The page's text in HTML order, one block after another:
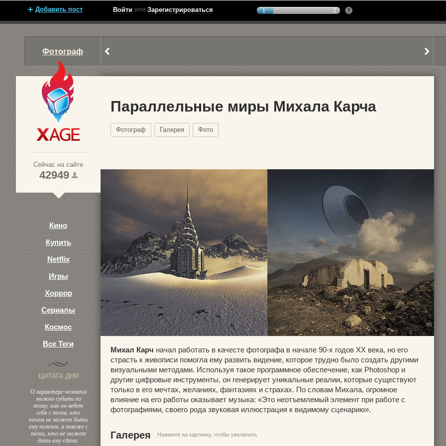
Добавить пост Войти или Зарегистрироваться 1 2
Фотограф
Сейчас на сайте
42949
Кино
Купить
Netflix
Игры
Хоррор
Сериалы
Космос
Все Теги
ЦИТАТА ДНЯ
О характере человека
можно судить по
тому, как он ведет
себя с теми, кто
ничем не может быть
ему полезен, а также с
теми, кто не может
дать ему сдачи.
Параллельные миры Михала Карча
Фотограф Галерея Фото
Михал Карч начал работать в качесте фотографа в начале 90-х годов XX века, но его
страсть к живописи помогла ему развить видение, которое трудно было создать другими
визуальными методами. Используя такое программное обеспечение, как Photoshop и
другие цифровые инструменты, он генерирует уникальные реалии, которые существуют
только в его мечтах, желаниях, фантазиях и страхах. По словам Михала, огромное
влияние на его работы оказывает музыка: «Это неотъемлемый элемент при работе с
фотографиями, своего рода звуковая иллюстрация к видимому сценарию».
Галерея Нажмите на картинку, чтобы увеличить